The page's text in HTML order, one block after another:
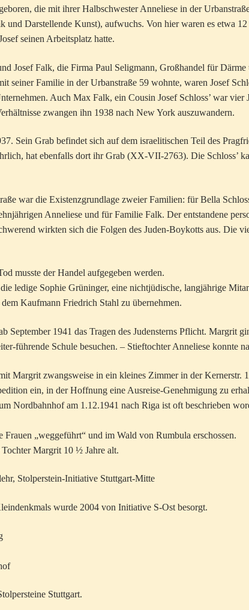
geboren, die mit ihrer Halbschwester Anneliese in der
und Darstellende Kunst), aufwuchs. Von hier waren es etwa
seinen Arbeitsplatz hatte.
Josef Falk, die Firma Paul Seligmann, Großhandel für
seiner Familie in der Urbanstraße 59 wohnte, waren Josef
Auch Max Falk, ein Cousin Josef Schloss’ war vier
zwangen ihn 1938 nach New York auszuwandern.
Sein Grab befindet sich auf dem israelitischen Teil des
hat ebenfalls dort ihr Grab (XX-VII-2763). Die Schloss’
war die Existenzgrundlage zweier Familien: für Bella
Anneliese und für Familie Falk. Der entstandene
wirkten sich die Folgen des Juden-Boykotts aus. Die
musste der Handel aufgegeben werden.
ledige Sophie Grüninger, eine nichtjüdische, langjährige
Kaufmann Friedrich Stahl zu übernehmen.
September 1941 das Tragen des Judensterns Pflicht. Margrit
führende Schule besuchen. – Stieftochter Anneliese konnte
Margrit zwangsweise in ein kleines Zimmer in der Kernerstr.
ein, in der Hoffnung eine Ausreise-Genehmigung zu
Nordbahnhof am 1.12.1941 nach Riga ist oft beschrieben
„weggeführt“ und im Wald von Rumbula erschossen.
Margrit 10 ½ Jahre alt.
Stolperstein-Initiative Stuttgart-Mitte
wurde 2004 von Initiative S-Ost besorgt.
Stuttgart.